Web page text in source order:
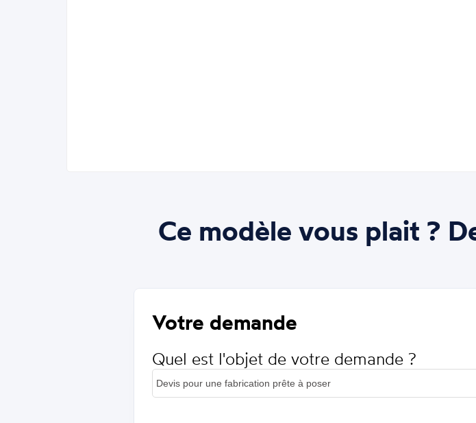
Ce modèle vous plait ?
Votre demande
Quel est l'objet de votre demande ?